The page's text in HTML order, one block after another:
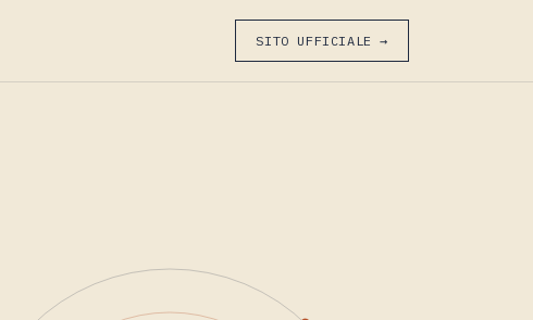
SITO UFFICIALE →